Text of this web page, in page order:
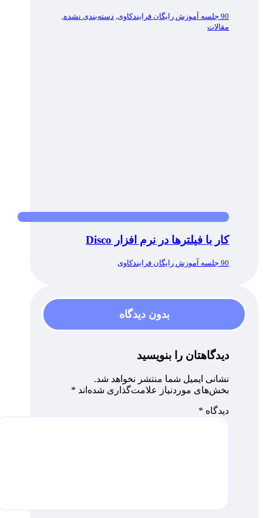
90 جلسه آموزش رایگان فرایندکاوی , دسته‌بندی نشده,
مقالات
کار با فیلترها در نرم افزار Disco
90 جلسه آموزش رایگان فرایندکاوی
بدون دیدگاه
دیدگاهتان را بنویسید
نشانی ایمیل شما منتشر نخواهد شد.
بخش‌های موردنیاز علامت‌گذاری شده‌اند *
دیدگاه *